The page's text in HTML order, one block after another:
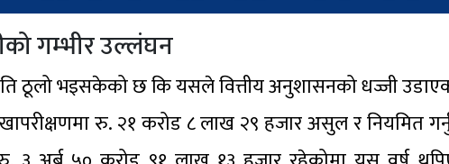
गम्भीर उल्लंघन
ठूलो भइसकेको छ कि यसले वित्तीय अनुशासनको धज्जी
रु. २१ करोड ८ लाख २९ हजार असुल र नियमित